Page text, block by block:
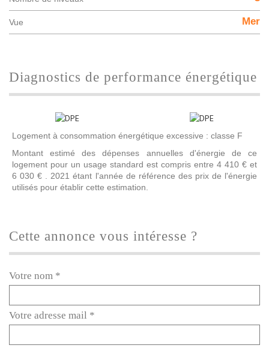
Vue Mer
diagnostics de performance énergétique
Logement à consommation énergétique excessive : classe F
Montant estimé des dépenses annuelles d'énergie de ce
logement pour un usage standard est compris entre 4 410 € et
6 030 € . 2021 étant l'année de référence des prix de l'énergie
utilisés pour établir cette estimation.
cette annonce vous intéresse ?
Votre nom *
Votre adresse mail *